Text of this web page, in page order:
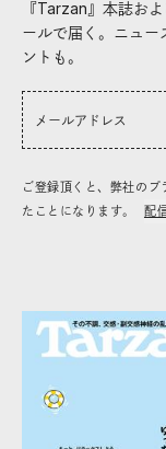
『Tarzan』本誌お
ールで届く。ニュ
ントも。
ご登録頂くと、弊社の
たことになります。
配